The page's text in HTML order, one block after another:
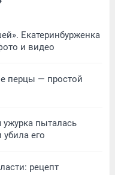
Екатеринбурженка
и видео
перцы — простой
ужурка пыталась
его
рецепт